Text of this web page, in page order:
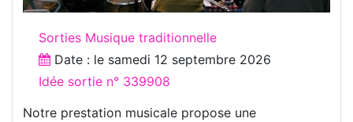
Sorties Musique traditionnelle
Date : le samedi 12 septembre 2026
Idée sortie n° 339908
Notre prestation musicale propose une